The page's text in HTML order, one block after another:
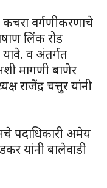
कचरा वर्गणीकरणाचे
लिंक रोड
यावे. व अंतर्गत
मागणी बाणेर
राजेंद्र चत्तुर यांनी
पदाधिकारी अमेय
यांनी बालेवाडी